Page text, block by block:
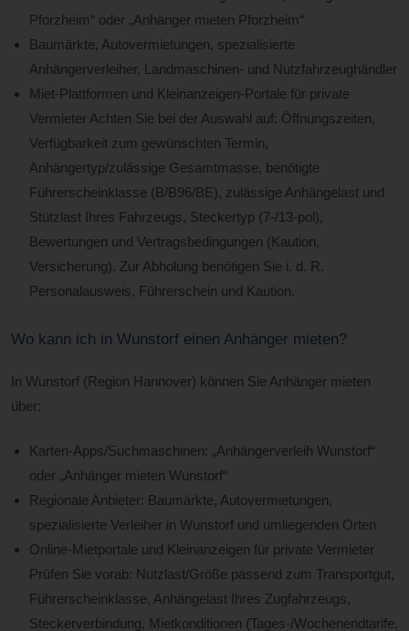
Pforzheim“ oder „Anhänger mieten Pforzheim“
Baumärkte, Autovermietungen, spezialisierte
Anhängerverleiher, Landmaschinen- und Nutzfahrzeughändler
Miet-Plattformen und Kleinanzeigen-Portale für private
Vermieter Achten Sie bei der Auswahl auf: Öffnungszeiten,
Verfügbarkeit zum gewünschten Termin,
Anhängertyp/zulässige Gesamtmasse, benötigte
Führerscheinklasse (B/B96/BE), zulässige Anhängelast und
Stützlast Ihres Fahrzeugs, Steckertyp (7-/13-pol),
Bewertungen und Vertragsbedingungen (Kaution,
Versicherung). Zur Abholung benötigen Sie i. d. R.
Personalausweis, Führerschein und Kaution.
Wo kann ich in Wunstorf einen Anhänger mieten?
In Wunstorf (Region Hannover) können Sie Anhänger mieten
über:
Karten-Apps/Suchmaschinen: „Anhängerverleih Wunstorf“
oder „Anhänger mieten Wunstorf“
Regionale Anbieter: Baumärkte, Autovermietungen,
spezialisierte Verleiher in Wunstorf und umliegenden Orten
Online-Mietportale und Kleinanzeigen für private Vermieter
Prüfen Sie vorab: Nutzlast/Größe passend zum Transportgut,
Führerscheinklasse, Anhängelast Ihres Zugfahrzeugs,
Steckerverbindung, Mietkonditionen (Tages-/Wochenendtarife,